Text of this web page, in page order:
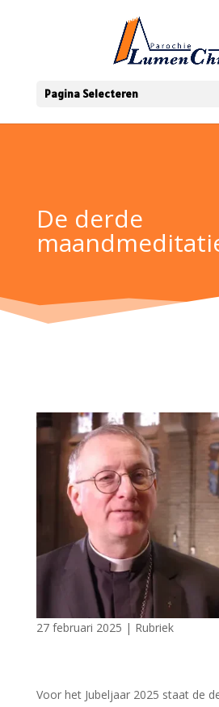
Pagina Selecteren
De derde
27 februari 2025 | Rubriek
Voor het Jubeljaar 2025 staat de